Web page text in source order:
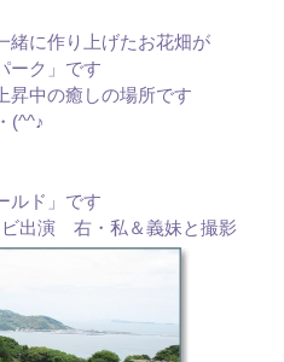
緒に作り上げたお花畑が
ーク」です
昇中の癒しの場所です
(^^♪
ルド」です
出演 右・私＆義妹と撮影